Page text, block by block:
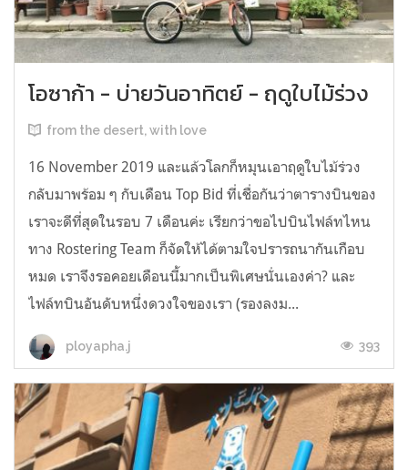
โอซาก้า - บ่ายวันอาทิตย์ - ฤดูใบไม้ร่วง
from the desert, with love
16 November 2019 และแล้วโลกก็หมุนเอาฤดูใบไม้ร่วง
กลับมาพร้อม ๆ กับเดือน Top Bid ที่เชื่อกันว่าตารางบินของ
เราจะดีที่สุดในรอบ 7 เดือนค่ะ เรียกว่าขอไปบินไฟล์ทไหน
ทาง Rostering Team ก็จัดให้ได้ตามใจปรารถนากันเกือบ
หมด เราจึงรอคอยเดือนนี้มากเป็นพิเศษนั่นเองค่า? และ
ไฟล์ทบินอันดับหนึ่งดวงใจของเรา (รองลงม...
ployapha.j 393